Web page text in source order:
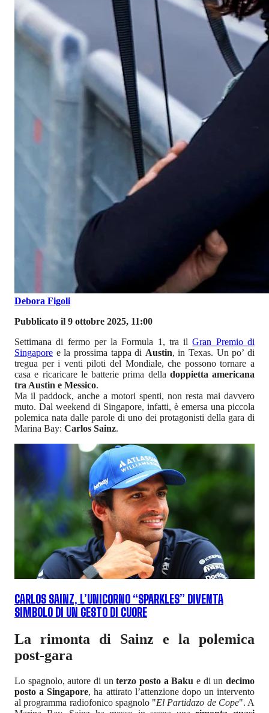
Debora Figoli
Pubblicato il 9 ottobre 2025, 11:00
Settimana di fermo per la Formula 1, tra ilGran Premio di
Singapore e la prossima tappa di Austin, in Texas. Un po’ di
tregua per i venti piloti del Mondiale, che possono tornare a
casa e ricaricare le batterie prima della doppietta americana
tra Austin e Messico.
Ma il paddock, anche a motori spenti, non resta mai davvero
muto. Dal weekend di Singapore, infatti, è emersa una piccola
polemica nata dalle parole di uno dei protagonisti della gara di
Marina Bay: Carlos Sainz.
CARLOS SAINZ, L’UNICORNO “SPARKLES” DIVENTA
SIMBOLO DI UN GESTO DI CUORE
La rimonta di Sainz e la polemica
post-gara
Lo spagnolo, autore di unterzo posto a Bakue di undecimo
posto a Singapore, ha attirato l’attenzione dopo un intervento
al programma radiofonico spagnolo "El Partidazo de Cope". A